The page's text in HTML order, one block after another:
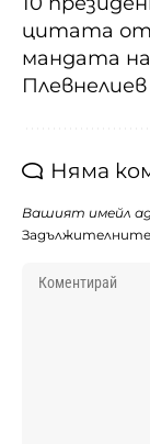
цитата от
мандата
Плевнелиев
Няма
Вашият имейл
Задължителните